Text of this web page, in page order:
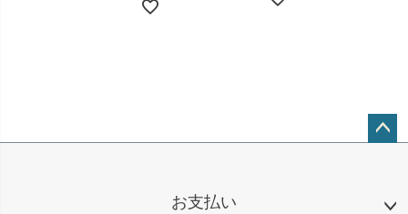
お支払い